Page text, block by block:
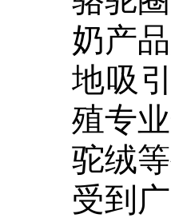
奶产
地吸
殖专
驼绒
受到